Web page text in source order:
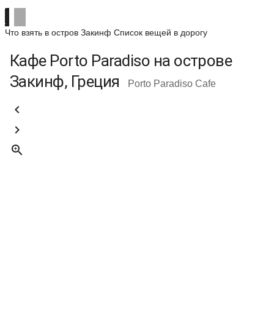
Что взять в остров Закинф Список вещей в дорогу
Кафе Porto Paradiso на острове
Закинф, Греция
Porto Paradiso Cafe


